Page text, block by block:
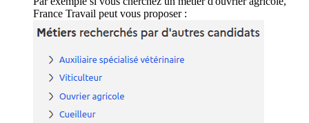
France Travail peut vous proposer :